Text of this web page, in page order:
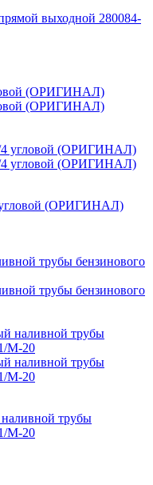
выходной 280084-
(ОРИГИНАЛ)
трубы
М-20